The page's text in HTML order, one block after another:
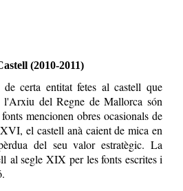
(2010-2011)
de certa entitat fetes al castell que
l'Arxiu del Regne de Mallorca són
mencionen obres ocasionals de
el castell anà caient de mica en
del seu valor estratègic. La
al segle XIX per les fonts escrites i